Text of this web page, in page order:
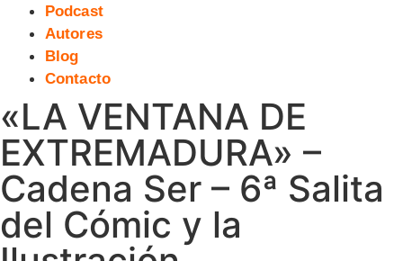
Podcast
Autores
Blog
Contacto
«LA VENTANA DE
EXTREMADURA» –
Cadena Ser – 6ª Salita
del Cómic y la